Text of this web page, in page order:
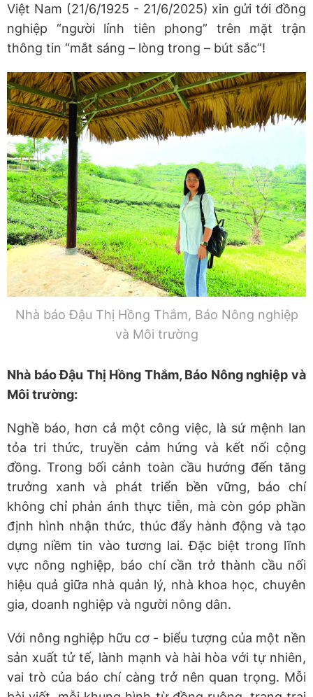
Việt Nam (21/6/1925 - 21/6/2025) xin gửi tới đồng
nghiệp “người lính tiên phong” trên mặt trận
thông tin “mắt sáng – lòng trong – bút sắc”!
Nhà báo Đậu Thị Hồng Thắm, Báo Nông nghiệp
và Môi trường
Nhà báo Đậu Thị Hồng Thắm, Báo Nông nghiệp và
Môi trường:
Nghề báo, hơn cả một công việc, là sứ mệnh lan
tỏa tri thức, truyền cảm hứng và kết nối cộng
đồng. Trong bối cảnh toàn cầu hướng đến tăng
trưởng xanh và phát triển bền vững, báo chí
không chỉ phản ánh thực tiễn, mà còn góp phần
định hình nhận thức, thúc đẩy hành động và tạo
dựng niềm tin vào tương lai. Đặc biệt trong lĩnh
vực nông nghiệp, báo chí cần trở thành cầu nối
hiệu quả giữa nhà quản lý, nhà khoa học, chuyên
gia, doanh nghiệp và người nông dân.
Với nông nghiệp hữu cơ - biểu tượng của một nền
sản xuất tử tế, lành mạnh và hài hòa với tự nhiên,
vai trò của báo chí càng trở nên quan trọng. Mỗi